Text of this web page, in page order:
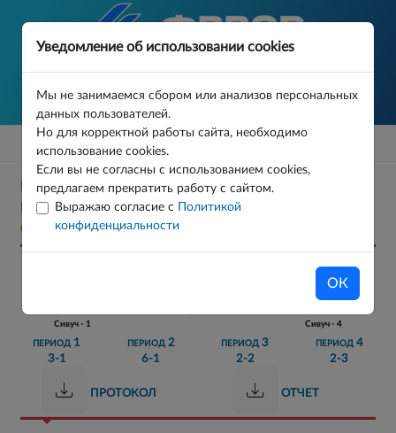
Уведомление об использовании cookies
Мы не занимаемся сбором или анализов персональных
данных пользователей.
Но для корректной работы сайта, необходимо
использование cookies.
Если вы не согласны с использованием cookies,
предлагаем прекратить работу с сайтом.
Выражаю согласие с
Политикой
конфиденциальности
ОК
РЕГИОНАЛЬНЫЕ СОРЕВНОВАНИЯ ПО ВОДНОМУ
ПОЛО СИВУЧИ ФИНАЛ МАТЧ 8
03.06.2026
Сивуч - 1 Сивуч - 4
ПЕРИОД 1
3-1
ПЕРИОД2
6-1
ПЕРИОД 3
2-2
ПЕРИОД4
2-3
ПРОТОКОЛ ОТЧЕТ